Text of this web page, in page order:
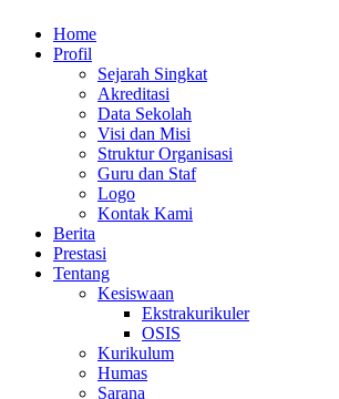
Home
Profil
Sejarah Singkat
Akreditasi
Data Sekolah
Visi dan Misi
Struktur Organisasi
Guru dan Staf
Logo
Kontak Kami
Berita
Prestasi
Tentang
Kesiswaan
Ekstrakurikuler
OSIS
Kurikulum
Humas
Sarana